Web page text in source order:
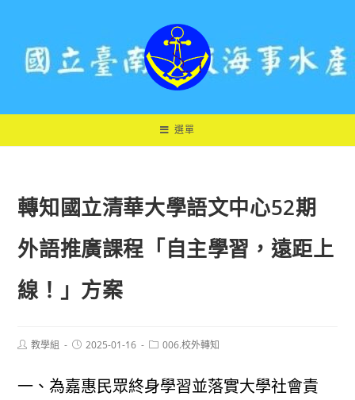
選單
轉知國立清華大學語文中心52期
外語推廣課程「自主學習，遠距上
線！」方案
Post教學組
Post2025-01-16
Post006.校外轉知
一、為嘉惠民眾終身學習並落實大學社會責